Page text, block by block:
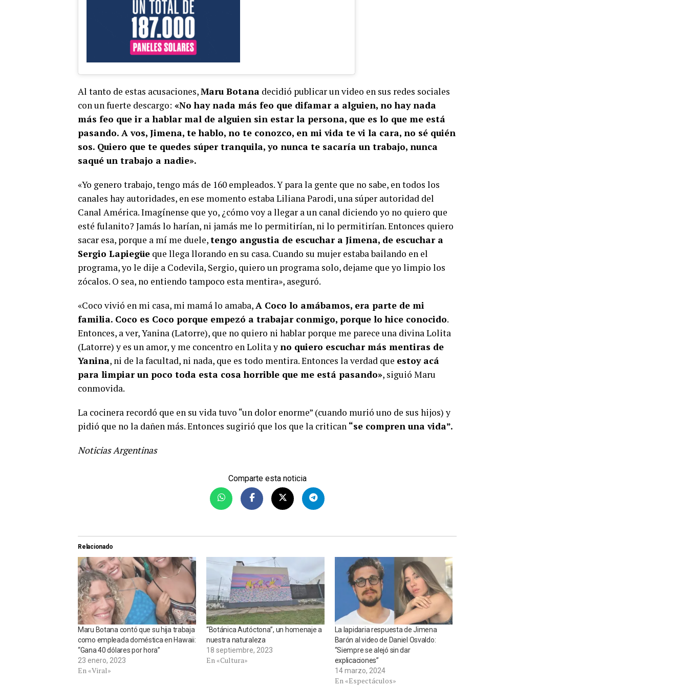
Al tanto de estas acusaciones,Maru Botana decidió publicar un video en sus redes sociales
con un fuerte descargo: «No hay nada más feo que difamar a alguien, no hay nada
más feo que ir a hablar mal de alguien sin estar la persona, que es lo que me está
pasando. A vos, Jimena, te hablo, no te conozco, en mi vida te vi la cara, no sé quién
sos. Quiero que te quedes súper tranquila, yo nunca te sacaría un trabajo, nunca
saqué un trabajo a nadie».
«Yo genero trabajo, tengo más de 160 empleados. Y para la gente que no sabe, en todos los
canales hay autoridades, en ese momento estaba Liliana Parodi, una súper autoridad del
Canal América. Imagínense que yo, ¿cómo voy a llegar a un canal diciendo yo no quiero que
esté fulanito? Jamás lo harían, ni jamás me lo permitirían, ni lo permitirían. Entonces quiero
sacar esa, porque a mí me duele,tengo angustia de escuchar a Jimena, de escuchar a
Sergio Lapiegüe que llega llorando en su casa. Cuando su mujer estaba bailando en el
programa, yo le dije a Codevila, Sergio, quiero un programa solo, dejame que yo limpio los
zócalos. O sea, no entiendo tampoco esta mentira», aseguró.
«Coco vivió en mi casa, mi mamá lo amaba,A Coco lo amábamos, era parte de mi
familia. Coco es Coco porque empezó a trabajar conmigo, porque lo hice conocido.
Entonces, a ver, Yanina (Latorre), que no quiero ni hablar porque me parece una divina Lolita
(Latorre) y es un amor, y me concentro en Lolita yno quiero escuchar más mentiras de
Yanina, ni de la facultad, ni nada, que es todo mentira. Entonces la verdad que estoy acá
para limpiar un poco toda esta cosa horrible que me está pasando», siguió Maru
conmovida.
La cocinera recordó que en su vida tuvo “un dolor enorme” (cuando murió uno de sus hijos) y
pidió que no la dañen más. Entonces sugirió que los que la critican “se compren una vida”.
Noticias Argentinas
Comparte esta noticia
Relacionado
Maru Botana contó que su hija trabaja
como empleada doméstica en Hawaii:
“Gana 40 dólares por hora”
23 enero, 2023
En «Viral»
“Botánica Autóctona”, un homenaje a
nuestra naturaleza
18 septiembre, 2023
En «Cultura»
La lapidaria respuesta de Jimena
Barón al video de Daniel Osvaldo:
“Siempre se alejó sin dar
explicaciones”
14 marzo, 2024
En «Espectáculos»